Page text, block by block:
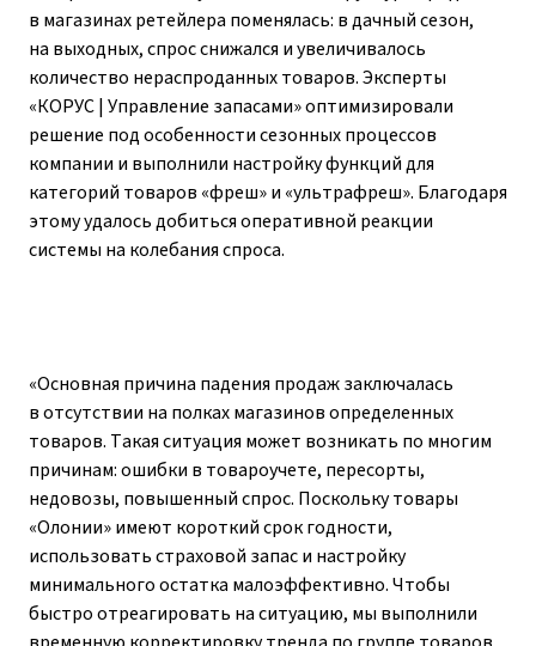
в магазинах ретейлера поменялась: в дачный сезон,
на выходных, спрос снижался и увеличивалось
количество нераспроданных товаров. Эксперты
«КОРУС | Управление запасами» оптимизировали
решение под особенности сезонных процессов
компании и выполнили настройку функций для
категорий товаров «фреш» и «ультрафреш». Благодаря
этому удалось добиться оперативной реакции
системы на колебания спроса.
«Основная причина падения продаж заключалась
в отсутствии на полках магазинов определенных
товаров. Такая ситуация может возникать по многим
причинам: ошибки в товароучете, пересорты,
недовозы, повышенный спрос. Поскольку товары
«Олонии» имеют короткий срок годности,
использовать страховой запас и настройку
минимального остатка малоэффективно. Чтобы
быстро отреагировать на ситуацию, мы выполнили